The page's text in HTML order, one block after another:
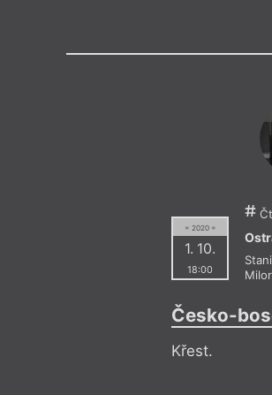
= 2020 =
1. 10.
18:00
Česko-
Křest.